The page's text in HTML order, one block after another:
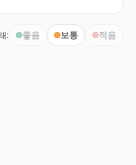
: 좋음 보통 적음